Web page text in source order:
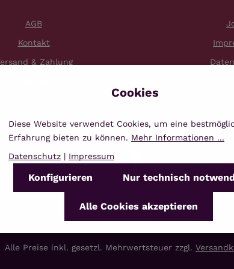
AGB
Kontakt
& Zahlung
Alle Preise inkl. gesetzl. Mehrwertsteuer zzgl.
Diese Website verwendet Cookies, um eine
Erfahrung bieten zu können. Mehr Informationen ...
Datenschutz | Impressum
Nur technisch
Konfigurieren
Alle Cookies akzeptieren